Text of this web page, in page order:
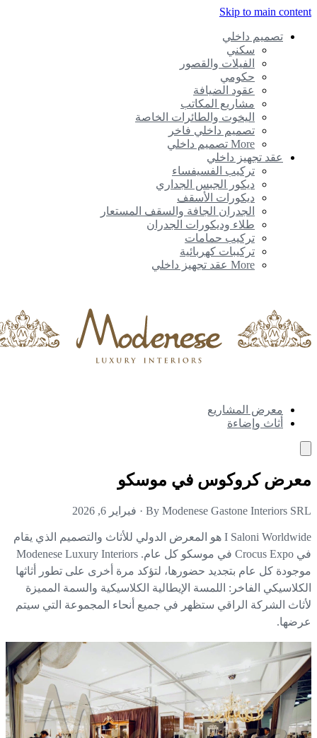
Skip to main
تصميم داخلي
سكني
الفيلات والقصور
حكومي
عقود الضيافة
مشاريع المكاتب
اليخوت والطائرات الخاصة
تصميم داخلي فاخر
More تصميم داخلي
عقد تجهيز داخلي
تركيب الفسيفساء
ديكور الجبس الجداري
ديكورات الأسقف
الجدران الجافة والسقف المستعار
طلاء وديكورات الجدران
تركيب حمامات
تركيبات كهربائية
More عقد تجهيز داخلي
معرض المشاريع
أثاث وإضاءة
كروكوس في موسكو
By Modenese Gastone Interiors
·فبراير 6, 2026
I Saloni Worldwide هو المعرض الدولي للأثاث والتصميم الذي يقام
في Crocus Expo في موسكو كل عام. Modenese Luxury Interiors
كل عام بتجديد حضورها، لتؤكد مرة أخرى على تطور أثاثها
الفاخر: اللمسة الإيطالية الكلاسيكية والسمة المميزة
الشركة الراقي ستظهر في جميع أنحاء المجموعة التي سيتم